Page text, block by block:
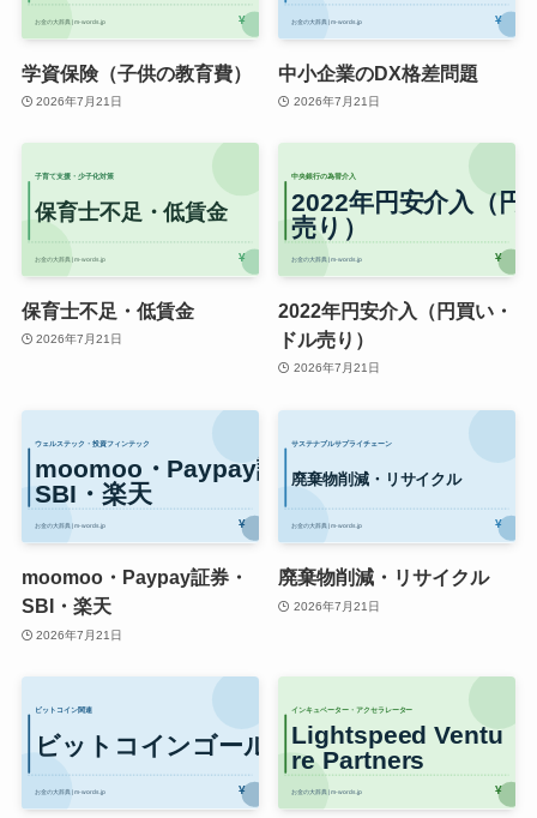
学資保険（子供の教育費）
2026年7月21日
中小企業のDX格差問題
2026年7月21日
保育士不足・低賃金
2026年7月21日
2022年円安介入（円買い・
ドル売り）
2026年7月21日
moomoo・Paypay証券・
SBI・楽天
2026年7月21日
廃棄物削減・リサイクル
2026年7月21日